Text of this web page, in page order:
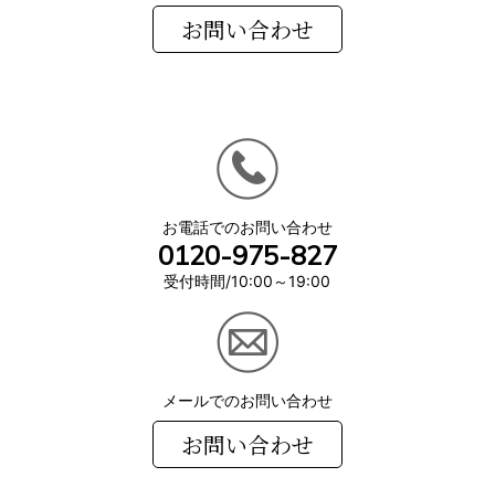
お電話でのお問い合わせ
0120-975-827
受付時間/10:00～19:00
メールでのお問い合わせ
お問い合わせ